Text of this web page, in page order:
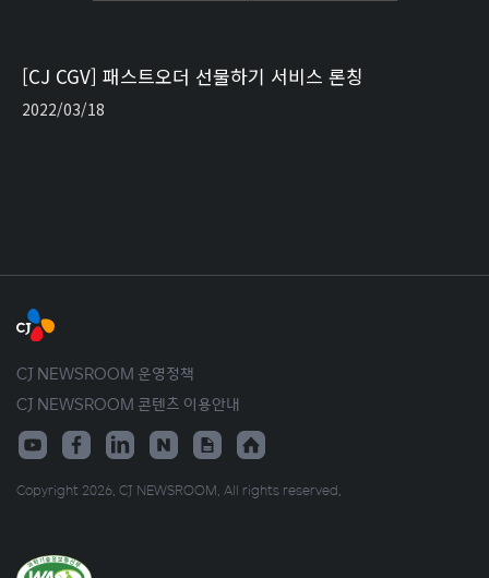
[CJ CGV] 패스트오더 선물하기 서비스 론칭
2022/03/18
CJ NEWSROOM 운영정책
CJ NEWSROOM 콘텐츠 이용안내
Copyright 2026. CJ NEWSROOM. All rights reserved.